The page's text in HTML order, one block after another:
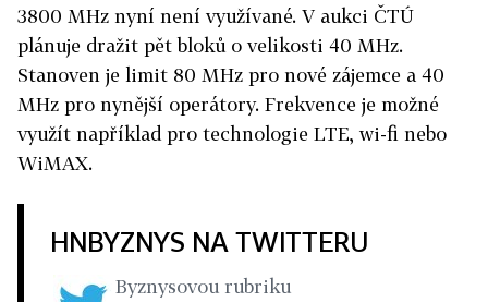
3800 MHz nyní není využívané. V aukci ČTÚ
plánuje dražit pět bloků o velikosti 40 MHz.
Stanoven je limit 80 MHz pro nové zájemce a 40
MHz pro nynější operátory. Frekvence je možné
využít například pro technologie LTE, wi-fi nebo
WiMAX.
HNBYZNYS NA TWITTERU
Byznysovou rubriku